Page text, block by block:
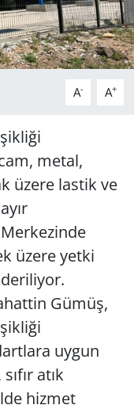
A- A+
metal,
üzere lastik ve
üzere yetki
Gümüş,
uygun
atık
hizmet